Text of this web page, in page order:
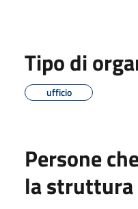
Tipo di
ufficio
Persone
la struttura